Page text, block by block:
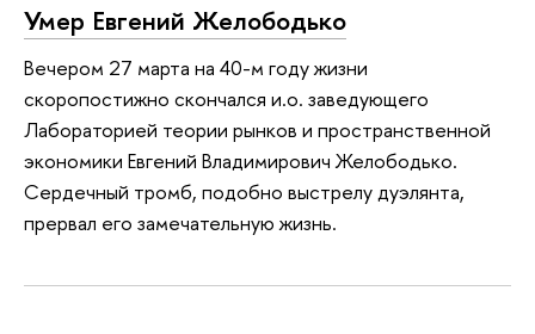
Умер Евгений Желободько
Вечером 27 марта на 40-м году жизни
скоропостижно скончался и.о. заведующего
Лабораторией теории рынков и пространственной
экономики Евгений Владимирович Желободько.
Сердечный тромб, подобно выстрелу дуэлянта,
прервал его замечательную жизнь.